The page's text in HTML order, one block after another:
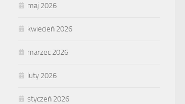
maj 2026
kwiecień 2026
marzec 2026
luty 2026
styczeń 2026